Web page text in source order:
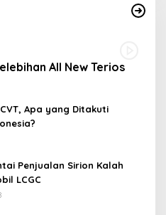
All New Terios
Apa yang Ditakuti
Penjualan Sirion Kalah
LCGC